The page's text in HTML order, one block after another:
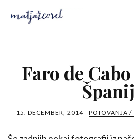
Faro de
15. DECEMBER, 2014 POTOVANJA /